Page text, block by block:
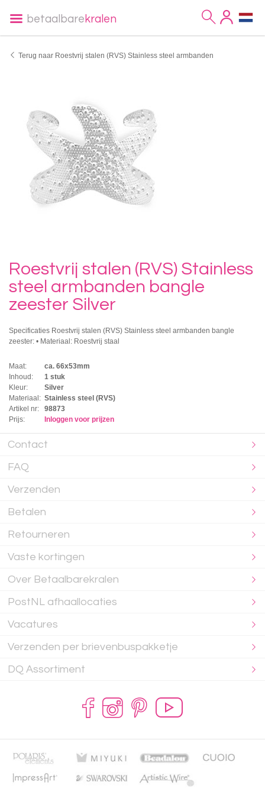
betaalbare kralen
Terug naar Roestvrij stalen (RVS) Stainless steel armbanden
Roestvrij stalen (RVS) Stainless
steel armbanden bangle
zeester Silver
Specificaties Roestvrij stalen (RVS) Stainless steel armbanden bangle
zeester: • Materiaal: Roestvrij staal
Maat:
ca. 66x53mm
Inhoud:
1 stuk
Kleur:
Silver
Materiaal: Stainless steel (RVS)
Artikel nr:
98873
Prijs:
Inloggen voor prijzen
Contact
FAQ
Verzenden
Betalen
Retourneren
Vaste kortingen
Over Betaalbarekralen
PostNL afhaallocaties
Vacatures
Verzenden per brievenbuspakketje
DQ Assortiment